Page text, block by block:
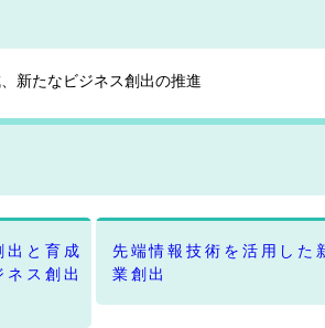
新たなビジネス創出の推進
出と育成
ネス創出
先端情報技術を活用した
業創出